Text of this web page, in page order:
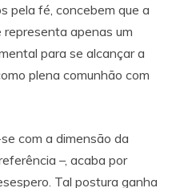
pela fé, concebem que a
apenas um
para se alcançar a
plena comunhão com
com a dimensão da
–, acaba por
Tal postura ganha